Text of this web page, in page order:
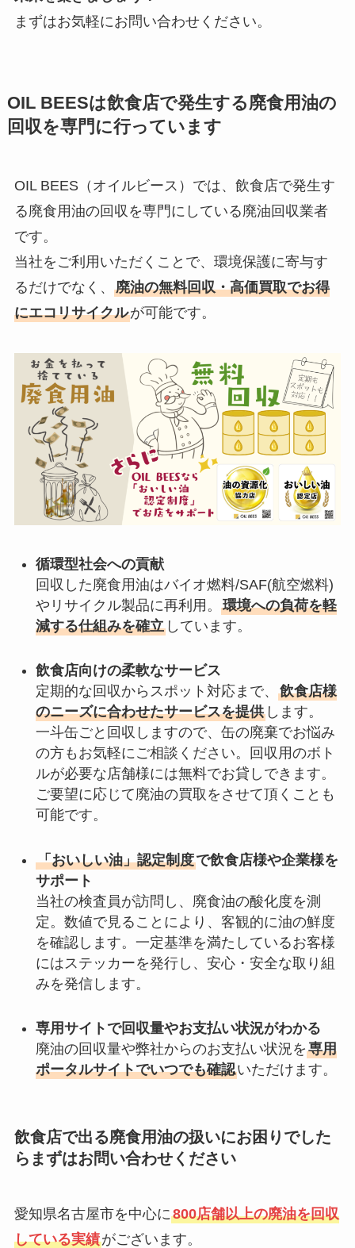
まずはお気軽にお問い合わせください。
OIL BEESは飲食店で発生する廃食用油の
回収を専門に行っています
OIL BEES（オイルビース）では、飲食店で発生す
る廃食用油の回収を専門にしている廃油回収業者
です。
当社をご利用いただくことで、環境保護に寄与す
るだけでなく、 廃油の無料回収・高価買取でお得
にエコリサイクルが可能です。
循環型社会への貢献
回収した廃食用油はバイオ燃料/SAF(航空燃料)
やリサイクル製品に再利用。 環境への負荷を軽
減する仕組みを確立しています。
飲食店向けの柔軟なサービス
定期的な回収からスポット対応まで、 飲食店様
のニーズに合わせたサービスを提供します。
一斗缶ごと回収しますので、缶の廃棄でお悩み
の方もお気軽にご相談ください。回収用のボト
ルが必要な店舗様には無料でお貸しできます。
ご要望に応じて廃油の買取をさせて頂くことも
可能です。
「おいしい油」認定制度で飲食店様や企業様を
サポート
当社の検査員が訪問し、廃食油の酸化度を測
定。数値で見ることにより、客観的に油の鮮度
を確認します。一定基準を満たしているお客様
にはステッカーを発行し、安心・安全な取り組
みを発信します。
専用サイトで回収量やお支払い状況がわかる
廃油の回収量や弊社からのお支払い状況を専用
ポータルサイトでいつでも確認いただけます。
飲食店で出る廃食用油の扱いにお困りでした
らまずはお問い合わせください
愛知県名古屋市を中心に800店舗以上の廃油を回収
している実績がございます。